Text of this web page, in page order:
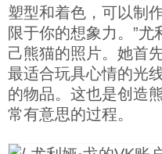
塑型和着色，可以制
限于你的想象力。”
己熊猫的照片。她首
最适合玩具心情的光
的物品。这也是创造
常有意思的过程。